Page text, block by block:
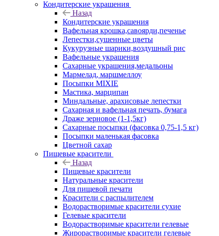
Кондитерские украшения
Назад
Кондитерские украшения
Вафельная крошка,савоярди,печенье
Лепестки,сушенные цветы
Кукурузные шарики,воздушный рис
Вафельные украшения
Сахарные украшения,медальоны
Мармелад, маршмеллоу
Посыпки MIXIE
Мастика, марципан
Миндальные, арахисовые лепестки
Сахарная и вафельная печать, бумага
Драже зерновое (1-1,5кг)
Сахарные посыпки (фасовка 0,75-1,5 кг)
Посыпки маленькая фасовка
Цветной сахар
Пищевые красители
Назад
Пищевые красители
Натуральные красители
Для пищевой печати
Красители с распылителем
Водорастворимые красители сухие
Гелевые красители
Водорастворимые красители гелевые
Жирорастворимые красители гелевые